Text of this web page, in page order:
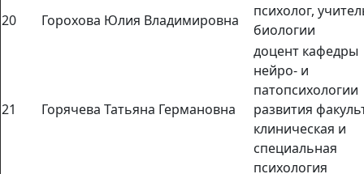
20
Горохова Юлия Владимировна
психолог,
биологии
21 Горячева Татьяна Германовна
доцент кафедры
нейро- и
патопсихологии
развития
клиническая и
специальная
психология